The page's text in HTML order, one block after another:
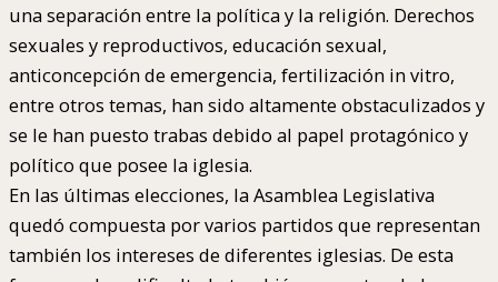
una separación entre la política y la religión. Derechos
sexuales y reproductivos, educación sexual,
anticoncepción de emergencia, fertilización in vitro,
entre otros temas, han sido altamente obstaculizados y
se le han puesto trabas debido al papel protagónico y
político que posee la iglesia.
En las últimas elecciones, la Asamblea Legislativa
quedó compuesta por varios partidos que representan
también los intereses de diferentes iglesias. De esta